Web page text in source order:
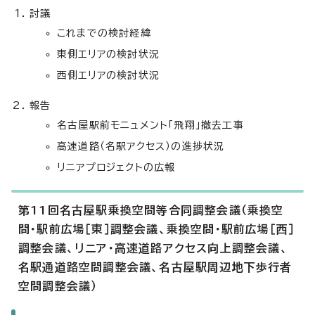
討議
これまでの検討経緯
東側エリアの検討状況
西側エリアの検討状況
報告
名古屋駅前モニュメント「飛翔」撤去工事
高速道路（名駅アクセス）の進捗状況
リニアプロジェクトの広報
第11回名古屋駅乗換空間等合同調整会議（乗換空
間・駅前広場［東］調整会議、乗換空間・駅前広場［西］
調整会議、リニア・高速道路アクセス向上調整会議、
名駅通道路空間調整会議、名古屋駅周辺地下歩行者
空間調整会議）